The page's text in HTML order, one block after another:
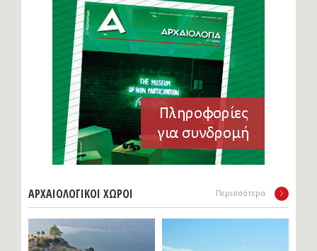
ΑΡΧΑΙΟΛΟΓΙΚΟΙ ΧΩΡΟΙ Περισσότερα